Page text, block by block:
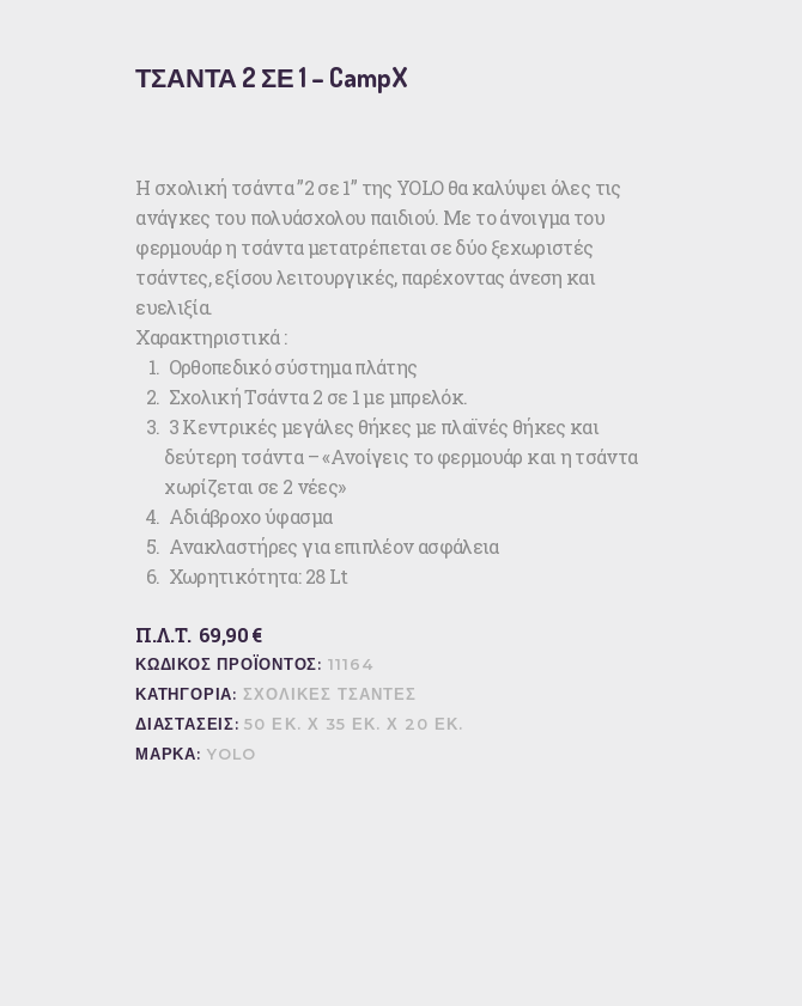
ΤΣΑΝΤΑ 2 ΣΕ 1 – CampX
Η σχολική τσάντα ”2 σε 1” της YOLO θα καλύψει όλες τις
ανάγκες του πολυάσχολου παιδιού. Με το άνοιγμα του
φερμουάρ η τσάντα μετατρέπεται σε δύο ξεχωριστές
τσάντες, εξίσου λειτουργικές, παρέχοντας άνεση και
ευελιξία.
Χαρακτηριστικά :
Ορθοπεδικό σύστημα πλάτης
Σχολική Τσάντα 2 σε 1 με μπρελόκ.
3 Κεντρικές μεγάλες θήκες με πλαϊνές θήκες και
δεύτερη τσάντα – «Ανοίγεις το φερμουάρ και η τσάντα
χωρίζεται σε 2 νέες»
Αδιάβροχο ύφασμα
Ανακλαστήρες για επιπλέον ασφάλεια
Χωρητικότητα: 28 Lt
Π.Λ.Τ. 69,90 €
ΚΩΔΙΚΟΣ ΠΡΟΪΟΝΤΟΣ: 11164
ΚΑΤΗΓΟΡΙΑ: ΣΧΟΛΙΚΕΣ ΤΣΑΝΤΕΣ
ΔΙΑΣΤΑΣΕΙΣ:50 ΕΚ. Χ 35 ΕΚ. Χ 20 ΕΚ.
ΜΑΡΚΑ: YOLO